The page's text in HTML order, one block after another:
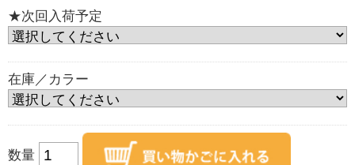
★次回入荷予定
在庫／カラー
数量